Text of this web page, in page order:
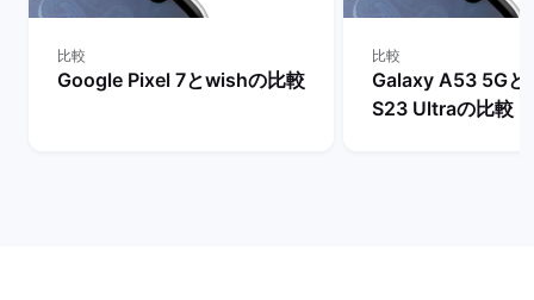
比較
Google Pixel 7とwishの比較
比較
Galaxy A53 5Gと
S23 Ultraの比較